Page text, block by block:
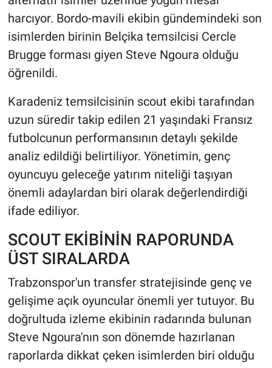
harcıyor. Bordo-mavili ekibin gündemindeki son
isimlerden birinin Belçika temsilcisi Cercle
Brugge forması giyen Steve Ngoura olduğu
öğrenildi.
Karadeniz temsilcisinin scout ekibi tarafından
uzun süredir takip edilen 21 yaşındaki Fransız
futbolcunun performansının detaylı şekilde
analiz edildiği belirtiliyor. Yönetimin, genç
oyuncuyu geleceğe yatırım niteliği taşıyan
önemli adaylardan biri olarak değerlendirdiği
ifade ediliyor.
SCOUT EKİBİNİN RAPORUNDA
ÜST SIRALARDA
Trabzonspor'un transfer stratejisinde genç ve
gelişime açık oyuncular önemli yer tutuyor. Bu
doğrultuda izleme ekibinin radarında bulunan
Steve Ngoura'nın son dönemde hazırlanan
raporlarda dikkat çeken isimlerden biri olduğu
HABERDE İNSAN
POLİTİKA
SPOR
Bilim, Teknoloji